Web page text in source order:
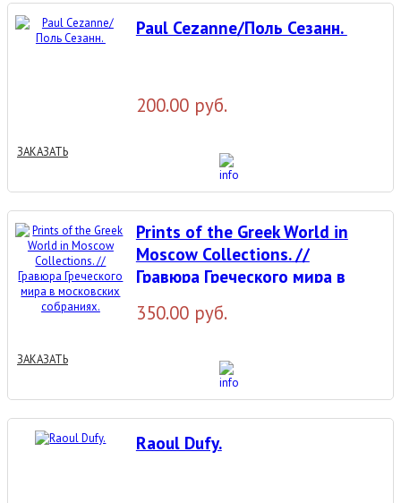
Paul Cezanne/Поль Сезанн.
200.00 руб.
ЗАКАЗАТЬ
Prints of the Greek World in
Moscow Collections. //
Гравюра Греческого мира в
350.00 руб.
ЗАКАЗАТЬ
Raoul Dufy.